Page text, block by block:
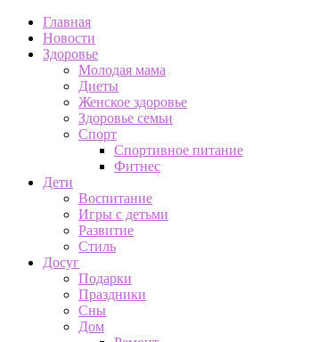
Главная
Новости
Здоровье
Молодая мама
Диеты
Женское здоровье
Здоровье семьи
Спорт
Спортивное питание
Фитнес
Дети
Воспитание
Игры с детьми
Развитие
Стиль
Досуг
Подарки
Праздники
Сны
Дом